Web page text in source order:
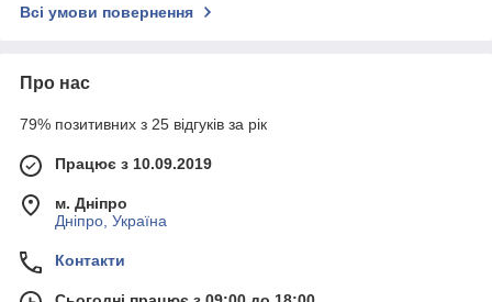
Всі умови повернення
Про нас
79% позитивних з 25 відгуків за рік
Працює з 10.09.2019
м. Дніпро
Дніпро, Україна
Контакти